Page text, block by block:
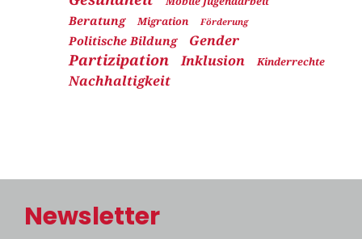
Beratung Migration Förderung
Politische Bildung Gender
Partizipation Inklusion Kinderrechte
Nachhaltigkeit
Newsletter